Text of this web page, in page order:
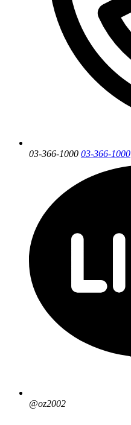
03-366-1000 03-366-1000
@oz2002